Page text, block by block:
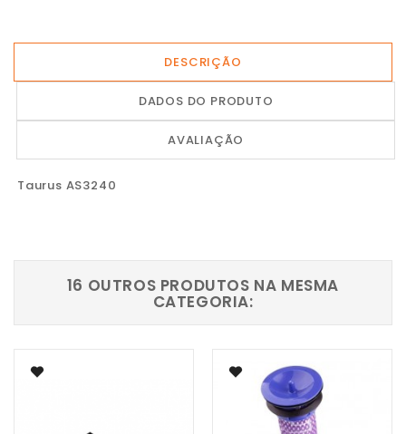
DESCRIÇÃO
DADOS DO PRODUTO
AVALIAÇÃO
Taurus AS3240
16 OUTROS PRODUTOS NA MESMA
CATEGORIA: